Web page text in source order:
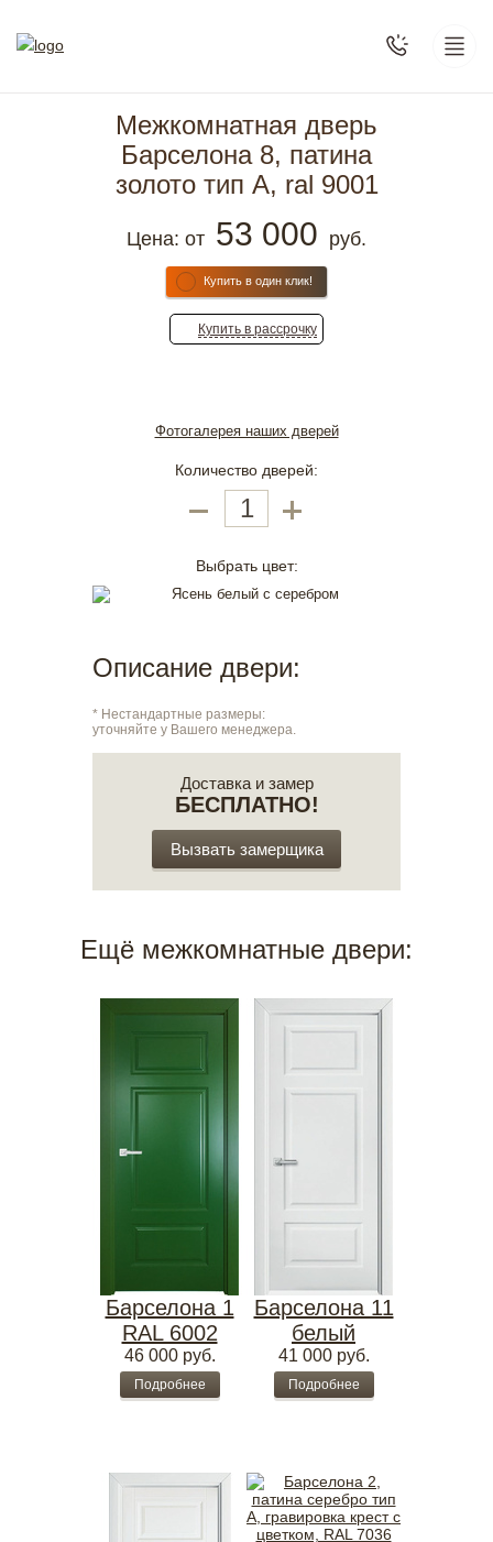
Межкомнатная дверь
Барселона 8, патина
золото тип А, ral 9001
Фотогалерея наших дверей
Цена: от 53 000 руб.
Купить в один клик!
Купить в рассрочку
Количество дверей:
Выбрать цвет:
Описание двери:
* Нестандартные размеры:
уточняйте у Вашего менеджера.
Доставка и замер
БЕСПЛАТНО!
Вызвать замерщика
Ещё межкомнатные двери:
Барселона 1
RAL 6002
46 000 руб.
Подробнее
Барселона 11
белый
41 000 руб.
Подробнее